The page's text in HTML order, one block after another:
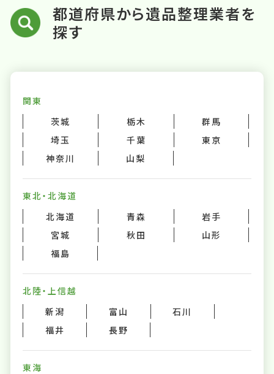
都道府県から遺品整理業者を
探す
関東
茨城
栃木
群馬
埼玉
千葉
東京
神奈川
山梨
東北・北海道
北海道
青森
岩手
宮城
秋田
山形
福島
北陸・上信越
新潟
富山
石川
福井
長野
東海